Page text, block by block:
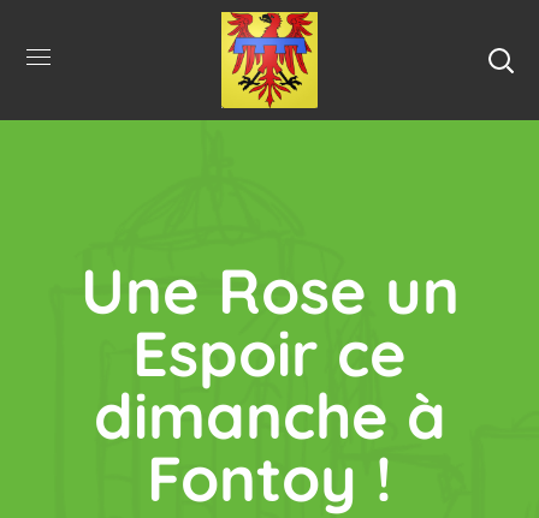
Une Rose un
Espoir ce
dimanche à
Fontoy !